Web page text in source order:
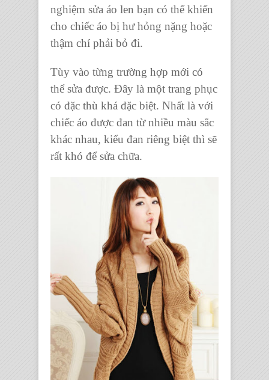
nghiệm sửa áo len bạn có thể khiến
cho chiếc áo bị hư hỏng nặng hoặc
thậm chí phải bỏ đi.
Tùy vào từng trường hợp mới có
thể sửa được. Đây là một trang phục
có đặc thù khá đặc biệt. Nhất là với
chiếc áo được đan từ nhiều màu sắc
khác nhau, kiểu đan riêng biệt thì sẽ
rất khó để sửa chữa.